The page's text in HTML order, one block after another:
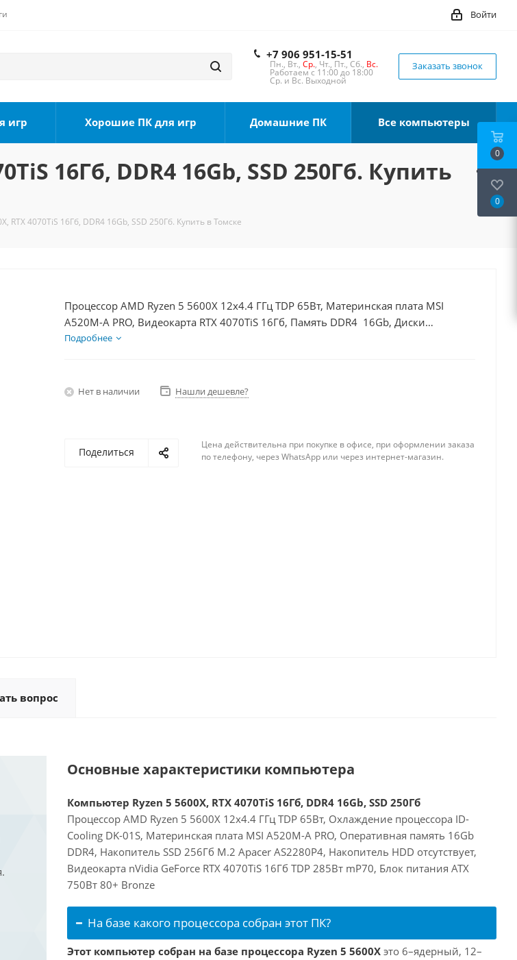
Войти
+7 906 951-15-51
Пн., Вт., Ср., Чт., Пт., Сб., Вс.
Работаем с 11:00 до 18:00
Ср. и Вс. Выходной
Заказать звонок
игр Хорошие ПК для игр Домашние ПК Все компьютеры
16Гб, DDR4 16Gb, SSD 250Гб. Купить
RTX 4070TiS 16Гб, DDR4 16Gb, SSD 250Гб. Купить в Томске
Процессор AMD Ryzen 5 5600X 12x4.4 ГГц TDP 65Вт, Материнская плата MSI
A520M-A PRO, Видеокарта RTX 4070TiS 16Гб, Память DDR4 16Gb, Диски
SSD 250Гб, БП 750Вт
Подробнее
Нет в наличии Нашли дешевле?
Поделиться
Цена действительна при покупке в офисе, при оформлении заказа
по телефону, через WhatsApp или через интернет-магазин.
вопрос
Основные характеристики компьютера
Компьютер Ryzen 5 5600X, RTX 4070TiS 16Гб, DDR4 16Gb, SSD 250Гб
Процессор AMD Ryzen 5 5600X 12x4.4 ГГц TDP 65Вт, Охлаждение процессора ID-
Cooling DK-01S, Материнская плата MSI A520M-A PRO, Оперативная память 16Gb
DDR4, Накопитель SSD 256Гб M.2 Apacer AS2280P4, Накопитель HDD отсутствует,
Видеокарта nVidia GeForce RTX 4070TiS 16Гб TDP 285Вт mP70, Блок питания ATX
750Вт 80+ Bronze
На базе какого процессора собран этот ПК?
Этот компьютер собран на базе процессора Ryzen 5 5600X это 6–ядерный, 12–
0
0